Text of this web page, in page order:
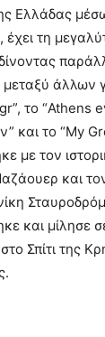
Ελλάδας
τη
άλλων
το “Athens
και το “My
με τον
και
και μίλησε
Σπίτι της